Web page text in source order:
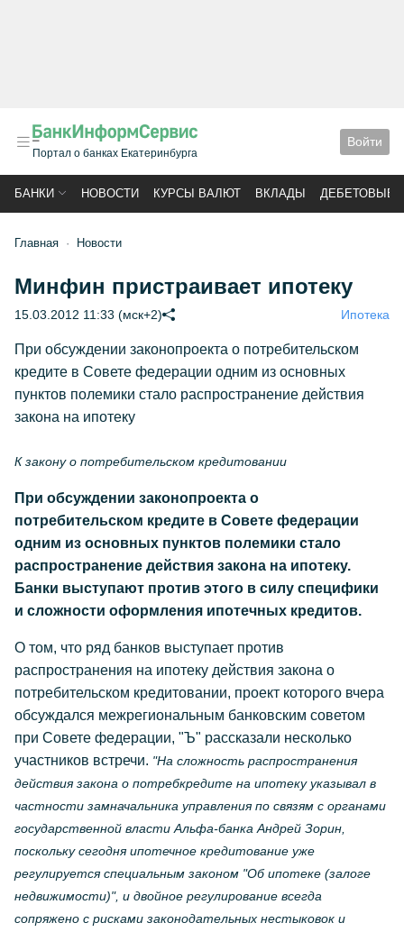
Портал о банках Екатеринбурга
Войти
БАНКИ НОВОСТИ КУРСЫ ВАЛЮТ ВКЛАДЫ ДЕБЕТОВЫЕ
Главная Новости
Минфин пристраивает ипотеку
15.03.2012 11:33 (мск+2) Ипотека
При обсуждении законопроекта о потребительском
кредите в Совете федерации одним из основных
пунктов полемики стало распространение действия
закона на ипотеку
К закону о потребительском кредитовании
При обсуждении законопроекта о
потребительском кредите в Совете федерации
одним из основных пунктов полемики стало
распространение действия закона на ипотеку.
Банки выступают против этого в силу специфики
и сложности оформления ипотечных кредитов.
О том, что ряд банков выступает против
распространения на ипотеку действия закона о
потребительском кредитовании, проект которого вчера
обсуждался межрегиональным банковским советом
при Совете федерации, "Ъ" рассказали несколько
участников встречи. "На сложность распространения
действия закона о потребкредите на ипотеку указывал в
частности замначальника управления по связям с органами
государственной власти Альфа-банка Андрей Зорин,
поскольку сегодня ипотечное кредитование уже
регулируется специальным законом "Об ипотеке (залоге
недвижимости)", и двойное регулирование всегда
сопряжено с рисками законодательных нестыковок и